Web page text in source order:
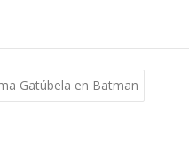
Gatúbela en Batman